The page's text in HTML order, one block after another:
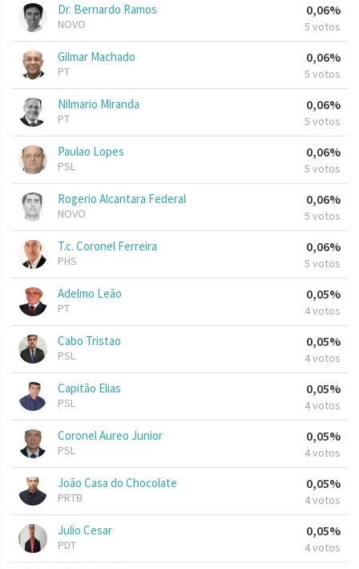
Dr. Bernardo Ramos
NOVO
0,06%
5 votos
Gilmar Machado
PT
0,06%
5 votos
Nilmario Miranda
PT
0,06%
5 votos
Paulao Lopes
PSL
0,06%
5 votos
Rogerio Alcantara Federal
NOVO
0,06%
5 votos
T.c. Coronel Ferreira
PHS
0,06%
5 votos
Adelmo Leão
PT
0,05%
4 votos
Cabo Tristao
PSL
0,05%
4 votos
Capitão Elias
PSL
0,05%
4 votos
Coronel Aureo Junior
PSL
0,05%
4 votos
João Casa do Chocolate
PRTB
0,05%
4 votos
Julio Cesar
PDT
0,05%
4 votos